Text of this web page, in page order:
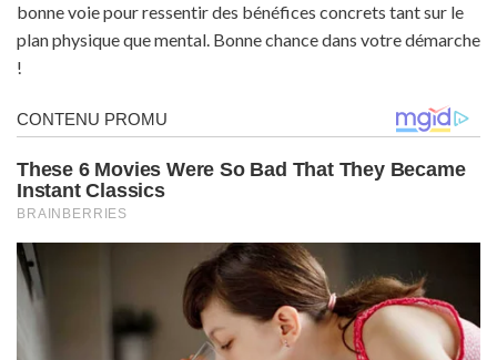
bonne voie pour ressentir des bénéfices concrets tant sur le
plan physique que mental. Bonne chance dans votre démarche
!